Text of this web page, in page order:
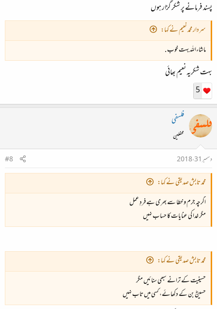
پسند فرمانے پر شکر گزار ہوں
سردار محمد نعیم نے کہا:
ماشاءاللہ بہت خوب .
بہت شکریہ نعیم بھائی
5
فلسفی
محفلین
دسمبر 31، 2018
#8
محمد تابش صدیقی نے کہا:
اگرچہ جرم و خطا سے بھری ہے فردِ عمل
مگر خدا کی عنایات کا حساب نہیں
محمد تابش صدیقی نے کہا:
حسینیت کے ترانے سبھی سنائیں مگر
حسینؓ بن کے دکھائے، کسی میں تاب نہیں